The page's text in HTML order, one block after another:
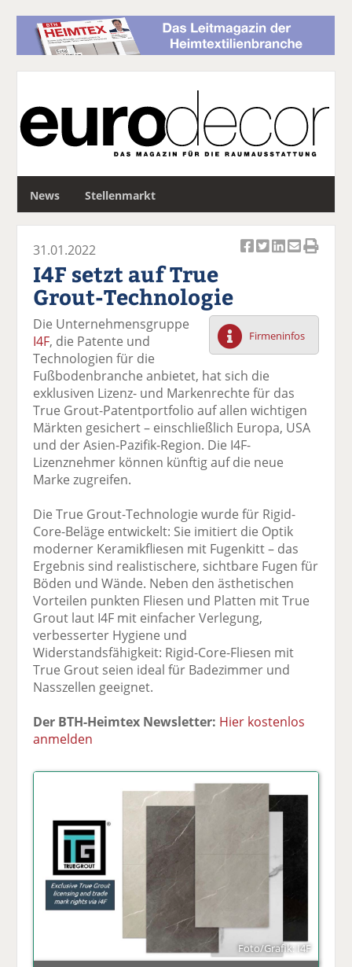
News Stellenmarkt
c
el
a
uf
F
ac
e
b
o
o
k
il
e
n
el
t
wi
tt
er
n
el
a
uf
n
k
e
di
te
e
n
el
p
er
ai
l
v
d
e
n
el
D
ru
31.01.2022
I4F setzt auf True
Grout-Technologie
Firmeninfos
Die Unternehmensgruppe
I4F, die Patente und
Technologien für die
Fußbodenbranche anbietet, hat sich die
exklusiven Lizenz- und Markenrechte für das
True Grout-Patentportfolio auf allen wichtigen
Märkten gesichert – einschließlich Europa, USA
und der Asien-Pazifik-Region. Die I4F-
Lizenznehmer können künftig auf die neue
Marke zugreifen.
Die True Grout-Technologie wurde für Rigid-
Core-Beläge entwickelt: Sie imitiert die Optik
moderner Keramikfliesen mit Fugenkitt – das
Ergebnis sind realistischere, sichtbare Fugen für
Böden und Wände. Neben den ästhetischen
Vorteilen punkten Fliesen und Platten mit True
Grout laut I4F mit einfacher Verlegung,
verbesserter Hygiene und
Widerstandsfähigkeit: Rigid-Core-Fliesen mit
True Grout seien ideal für Badezimmer und
Nasszellen geeignet.
Der BTH-Heimtex Newsletter: Hier kostenlos
anmelden
Foto/Grafik: I4F